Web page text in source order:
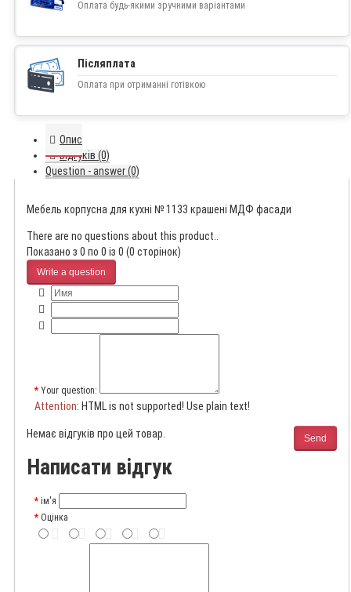
Оплата будь-якими зручними варіантами
Післяплата
Оплата при отриманні готівкою
Опис
Відгуків (0)
Question - answer (0)
Мебель корпусна для кухні № 1133 крашені МДФ фасади
There are no questions about this product..
Показано з 0 по 0 із 0 (0 сторінок)
Write a question
Your question:
Attention: HTML is not supported! Use plain text!
Send
Немає відгуків про цей товар.
Написати відгук
ім'я
Оцінка